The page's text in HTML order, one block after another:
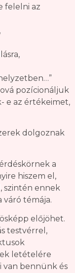
felelni az
pozícionáljuk
e az értékeimet,
dolgoznak
a
hiszem el,
szintén ennek
váró témája.
előjöhet.
testvérrel,
letételére
van bennünk és